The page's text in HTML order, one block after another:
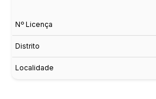
Nº Licença
Distrito
Localidade